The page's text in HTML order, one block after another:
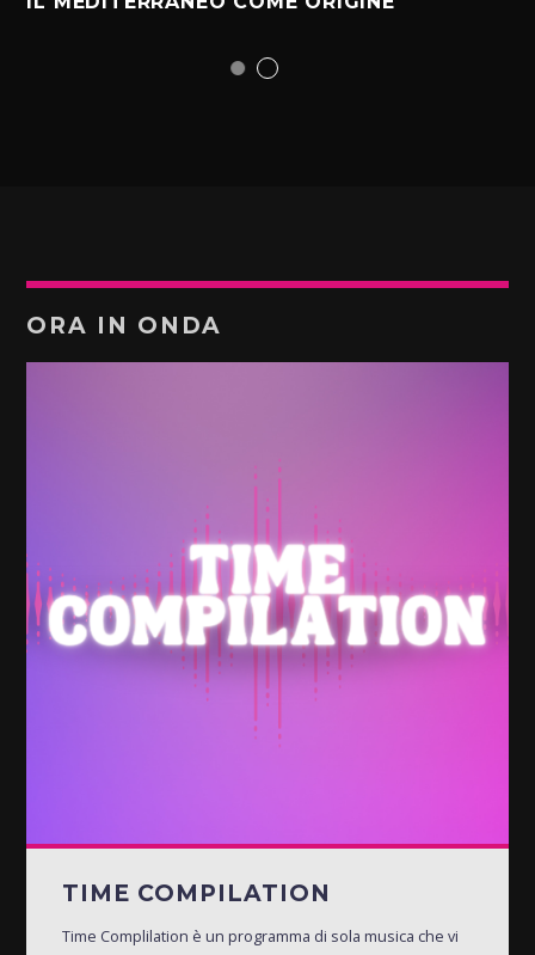
ORA IN ONDA
TIME COMPILATION
Time Complilation è un programma di sola musica che vi